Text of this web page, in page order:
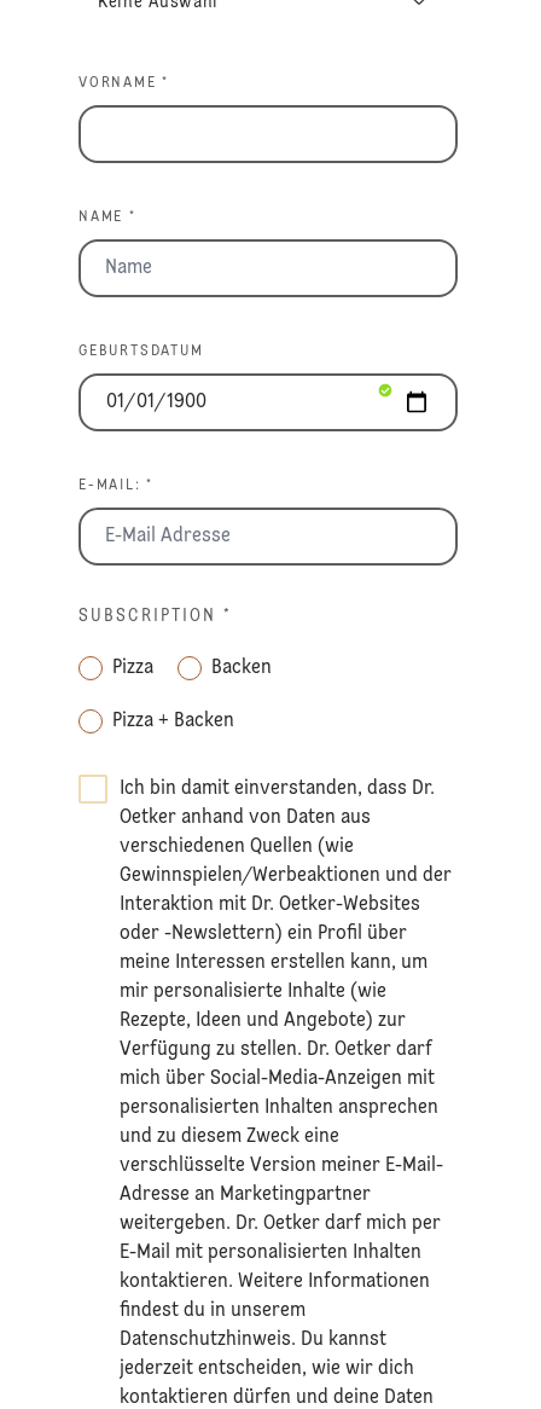
VORNAME *
NAME *
GEBURTSDATUM
E-MAIL: *
SUBSCRIPTION *
Pizza Backen
Pizza + Backen
Ich bin damit einverstanden, dass Dr.
Oetker anhand von Daten aus
verschiedenen Quellen (wie
Gewinnspielen/Werbeaktionen und der
Interaktion mit Dr. Oetker-Websites
oder -Newslettern) ein Profil über
meine Interessen erstellen kann, um
mir personalisierte Inhalte (wie
Rezepte, Ideen und Angebote) zur
Verfügung zu stellen. Dr. Oetker darf
mich über Social-Media-Anzeigen mit
personalisierten Inhalten ansprechen
und zu diesem Zweck eine
verschlüsselte Version meiner E-Mail-
Adresse an Marketingpartner
weitergeben. Dr. Oetker darf mich per
E-Mail mit personalisierten Inhalten
kontaktieren. Weitere Informationen
findest du in unserem
Datenschutzhinweis. Du kannst
jederzeit entscheiden, wie wir dich
kontaktieren dürfen und deine Daten